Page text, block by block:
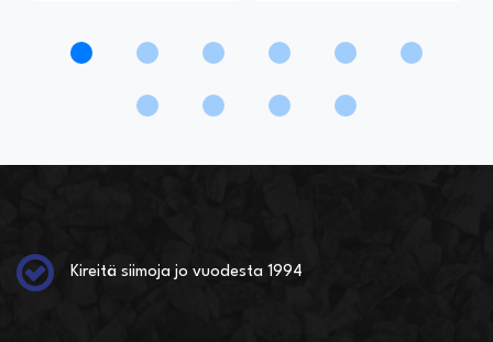
Kireitä siimoja jo vuodesta 1994